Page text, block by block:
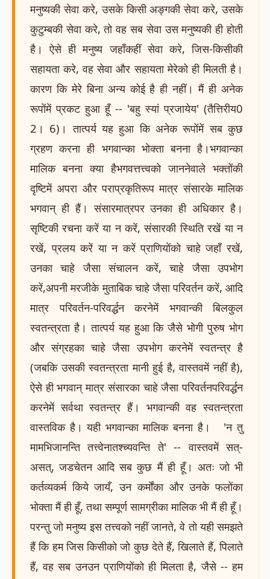
मनुष्यकी सेवा करे, उसके किसी अङ्गकी सेवा करे, उसके
कुटुम्बकी सेवा करे, तो वह सब सेवा उस मनुष्यकी ही होती
है। ऐसे ही मनुष्य जहाँकहीं सेवा करे, जिस-किसीकी
सहायता करे, वह सेवा और सहायता मेरेको ही मिलती है।
कारण कि मेरे बिना अन्य कोई है ही नहीं। मैं ही अनेक
रूपोंमें प्रकट हुआ हूँ -- 'बहु स्यां प्रजायेय' (तैत्तिरीय0
2। 6)। तात्पर्य यह हुआ कि अनेक रूपोंमें सब कुछ
ग्रहण करना ही भगवान्का भोक्ता बनना है।भगवान्का
मालिक बनना क्या हैभगवत्तत्त्वको जाननेवाले भक्तोंकी
दृष्टिमें अपरा और पराप्रकृतिरूप मात्र संसारके मालिक
भगवान् ही हैं। संसारमात्रपर उनका ही अधिकार है।
सृष्टिकी रचना करें या न करें, संसारकी स्थिति रखें या न
रखें, प्रलय करें या न करें प्राणियोंको चाहे जहाँ रखें,
उनका चाहे जैसा संचालन करें, चाहे जैसा उपभोग
करें,अपनी मरजीके मुताबिक चाहे जैसा परिवर्तन करें, आदि
मात्र परिवर्तन-परिवर्द्धन करनेमें भगवान्की बिलकुल
स्वतन्त्रता है। तात्पर्य यह हुआ कि जैसे भोगी पुरुष भोग
और संग्रहका चाहे जैसा उपभोग करनेमें स्वतन्त्र है
(जबकि उसकी स्वतन्त्रता मानी हुई है, वास्तवमें नहीं है),
ऐसे ही भगवान् मात्र संसारका चाहे जैसा परिवर्तनपरिवर्द्धन
करनेमें सर्वथा स्वतन्त्र हैं। भगवान्की वह स्वतन्त्रता
वास्तविक है। यही भगवान्का मालिक बनना है। 'न तु
मामभिजानन्ति तत्त्वेनातश्च्यवन्ति ते' -- वास्तवमें सत्-
असत्, जडचेतन आदि सब कुछ मैं ही हूँ। अतः जो भी
कर्तव्यकर्म किये जायँ, उन कर्मोंका और उनके फलोंका
भोक्ता मैं ही हूँ, तथा सम्पूर्ण सामग्रीका मालिक भी मैं ही हूँ।
परन्तु जो मनुष्य इस तत्त्वको नहीं जानते, वे तो यही समझते
हैं कि हम जिस किसीको जो कुछ देते हैं, खिलाते हैं, पिलाते
हैं, वह सब उनउन प्राणियोंको ही मिलता है, जैसे -- हम